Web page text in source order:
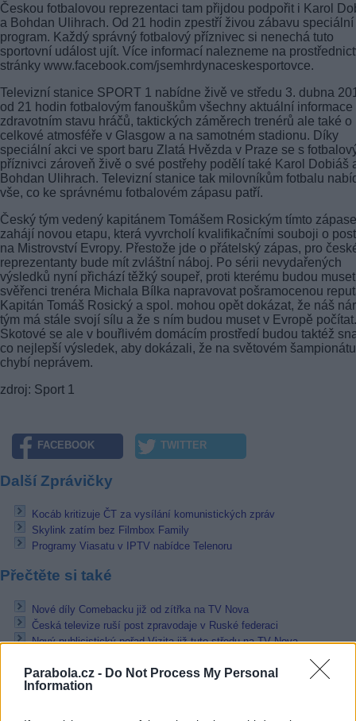
Parabola.cz - Do Not Process My Personal
Information
Českou fotbalovou reprezentaci tam přijdou podpořit i Karol
a Bohdan Ulihrach. Od 21 hodin zpestří živou zábavu speciální
program. Každý správný fotbalový příznivec si nenechá tuto
sportovní událost ujít. Více informací nalezneme na
stránky www.facebook.com/jsemhrdynaceskesportovce.
Televizní stanice SPORT 1 nabídne živě ve středu 3. dubna
od 21 hodin fotbalovým fanouškům všechny aktuální informace
zdravotním stavu hráčů, taktických záměrech trenérů ale také o
celkové atmosféře v Glasgow a na samotném stadionu. Díky
speciální akci ve sport baru Zlatá Hvězda v Praze se s
příznivci zároveň živě o své postřehy podělí také Karol Dobiáš
Bohdan Ulihrach. Televizní stanice tak milovníkům fotbalu
vše, co ke správnému fotbalovém zápasu patří.
Český tým vedený kapitánem Tomášem Rosickým tímto
zahájí novou etapu, která vyvrcholí kvalifikačními souboji o
na Mistrovství Evropy. Přestože jde o přátelský zápas, pro
reprezentanty bude mít zvláštní náboj. Po sérii nevydařených
výsledků nyní přichází těžký soupeř, proti kterému budou muset
svěřenci trenéra Michala Bílka napravovat pošramocenou
Kapitán Tomáš Rosický a spol. mohou opět dokázat, že náš
tým má stále svojí sílu a že s ním budou muset v Evropě počítat.
Skotové se ale v bouřlivém domácím prostředí budou taktéž
co nejlepší výsledek, aby dokázali, že na světovém šampionátu
chybí neprávem.
zdroj: Sport 1
FACEBOOK TWITTER
Další Zprávičky
Kocáb kritizuje ČT za vysílání komunistických zpráv
Skylink zatím bez Filmbox Family
Programy Viasatu v IPTV nabídce Telenoru
Přečtěte si také
Nové díly Comebacku již od zítřka na TV Nova
Česká televize ruší post zpravodaje v Ruské federaci
Nový publicistický pořad Vizita již tuto středu na TV Nova
Reklama